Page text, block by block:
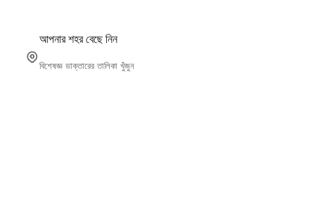
আপনার শহর বেছে নিন
বিশেষজ্ঞ ডাক্তারের তালিকা খুঁজুন